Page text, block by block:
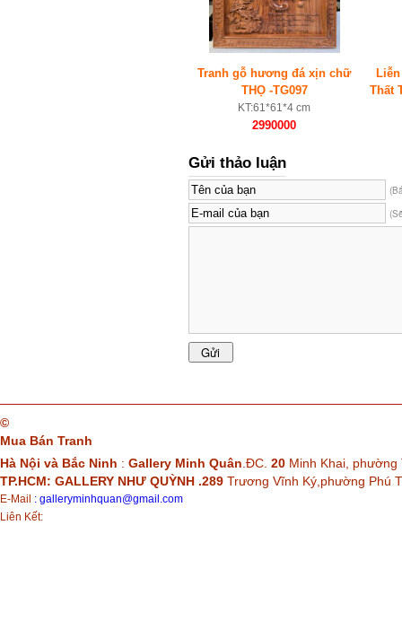
Tranh gỗ hương đá xịn chữ
THỌ -TG097
KT:61*61*4 cm
2990000
Thất
Gửi thảo luận
©
Mua Bán Tranh
Hà Nội và Bắc Ninh : Gallery Minh Quân.ĐC. 20 Minh Khai,
TP.HCM: GALLERY NHƯ QUỲNH .289 Trương Vĩnh Ký,phường Phú
E-Mail : galleryminhquan@gmail.com
Liên Kết: